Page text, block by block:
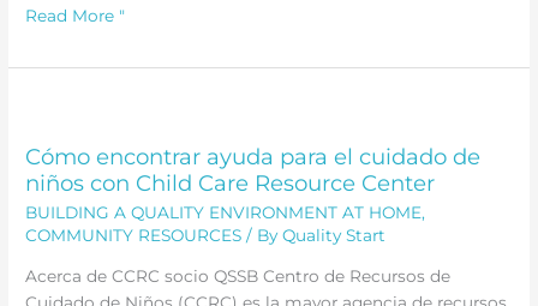
Educadores
inscríbanse
Inicio
de
Read More "
Cómo encontrar ayuda para el cuidado de
niños con Child Care Resource Center
BUILDING A QUALITY ENVIRONMENT AT HOME,
COMMUNITY RESOURCES / ByQuality Start
Acerca de CCRC socio QSSB Centro de Recursos de